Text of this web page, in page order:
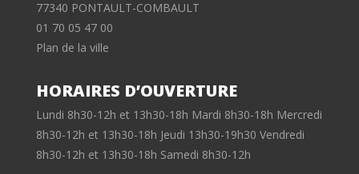
77340 PONTAULT-COMBAULT
01 70 05 47 00
Plan de la ville
HORAIRES D’OUVERTURE
Lundi 8h30-12h et 13h30-18h Mardi 8h30-18h Mercredi
8h30-12h et 13h30-18h Jeudi 13h30-19h30 Vendredi
8h30-12h et 13h30-18h Samedi 8h30-12h